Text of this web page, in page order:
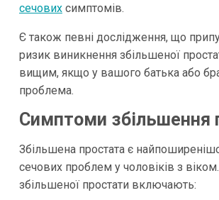
сечовихсимптомів.
Є також певні дослідження, що
ризик виникнення збільшеної
вищим, якщо у вашого батька або
проблема.
Симптоми збільшення
Збільшена простата є
сечових проблем у чоловіків з
збільшеної простати включають: